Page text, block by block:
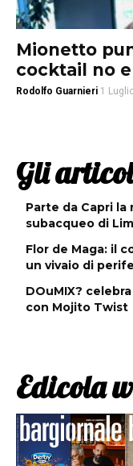
Mionetto
cocktail no
Rodolfo Guarnieri 1
Gli
Parte da Capri
subacqueo di
Flor de Maga: il
un vivaio di
DOuMIX?
con Mojito Twist
Edicola